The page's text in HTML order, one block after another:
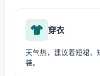
穿衣
天气热，建议着短裙
装。